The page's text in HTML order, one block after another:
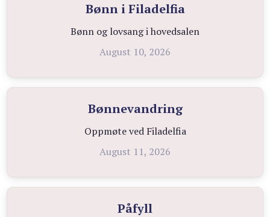
Bønn i Filadelfia
Bønn og lovsang i hovedsalen
August 10, 2026
Bønnevandring
Oppmøte ved Filadelfia
August 11, 2026
Påfyll